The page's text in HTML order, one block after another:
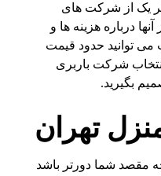
هر یک از شرکت های
درباره هزینه ها و
می توانید حدود قیمت
انتخاب شرکت باربری
بگیرید.
تهران
چه مقصد شما دورتر باشد